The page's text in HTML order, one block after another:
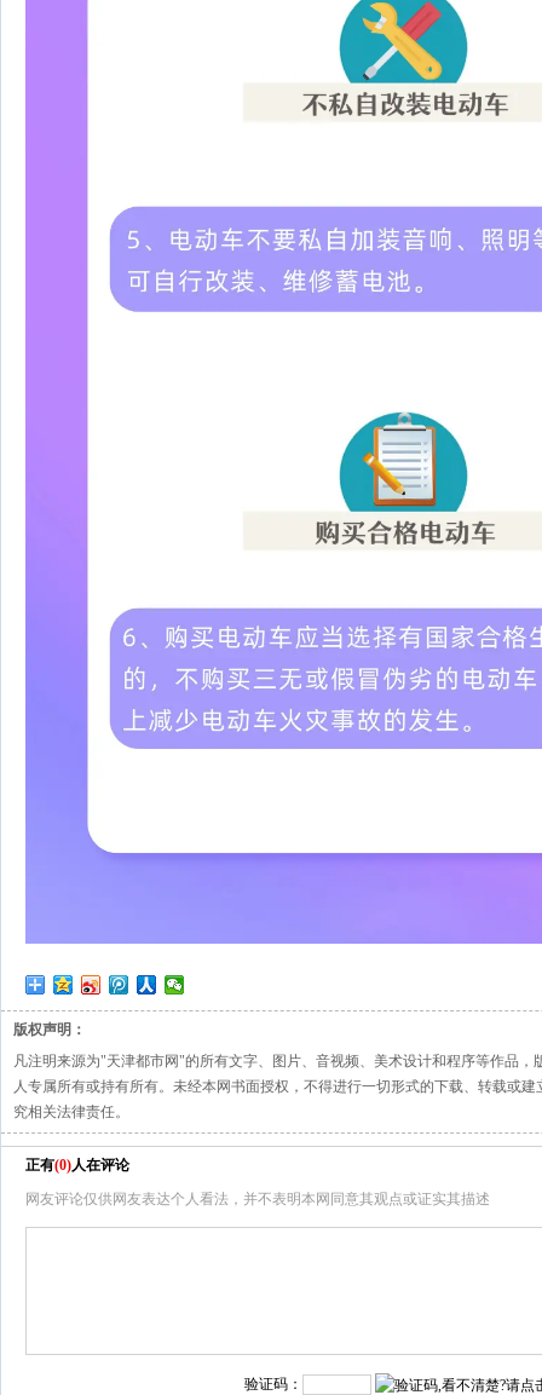
版权声明：
凡注明来源为"天津都市网"的所有文字、图片、音视频、美术设计和程序等作品，
人专属所有或持有所有。未经本网书面授权，不得进行一切形式的下载、转载或
究相关法律责任。
正有(0)人在评论
网友评论仅供网友表达个人看法，并不表明本网同意其观点或证实其描述
验证码：